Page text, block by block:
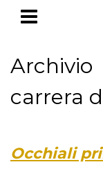
carrera
Occhiali